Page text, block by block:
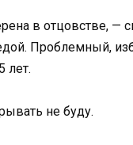
в отцовстве, —
Проблемный,
лет.
не буду.